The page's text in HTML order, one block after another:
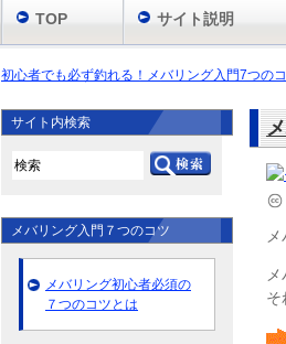
初心者でも必ず釣れる！メバリング入門7つの
そ
サイト内検索
メバリング入門７つのコツ
メバリング初心者必須の
７つのコツとは
TOP サイト説明